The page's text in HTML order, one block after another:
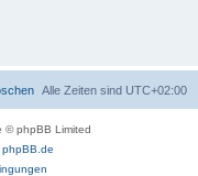
Alle Zeiten sind UTC+02:00
© phpBB Limited
phpBB.de